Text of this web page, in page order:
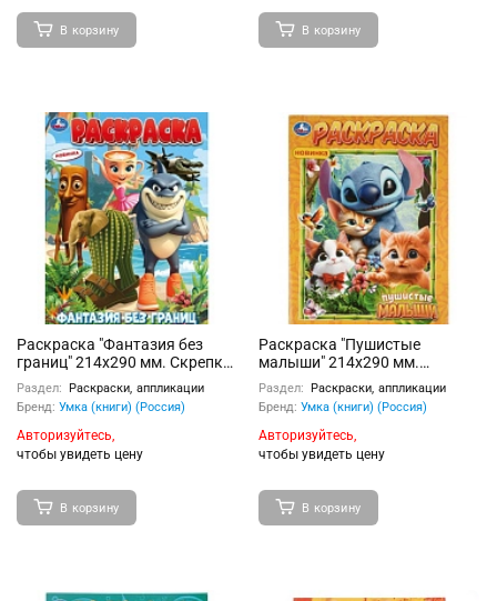
В корзину В корзину
Раскраска "Фантазия без
границ" 214х290 мм. Скрепка.
16 стр
Раздел:
Раскраски, аппликации
Бренд: Умка (книги) (Россия)
Авторизуйтесь,
чтобы увидеть цену
В корзину
Раскраска "Пушистые
малыши" 214х290 мм.
Скрепка. 16 стр
Раздел:
Раскраски, аппликации
Бренд: Умка (книги) (Россия)
Авторизуйтесь,
чтобы увидеть цену
В корзину